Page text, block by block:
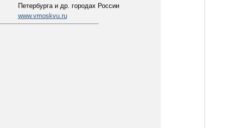
Петербурга и др. городах России
www.vmoskvu.ru